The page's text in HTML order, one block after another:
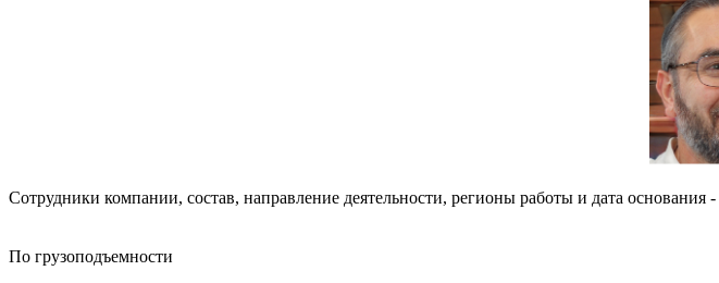
Сотрудники компании, состав, направление деятельности, регионы работы и дата основания -
По грузоподъемности